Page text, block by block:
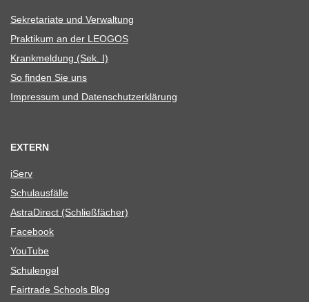
Sekre­ta­riate und Verwaltung
Prak­ti­kum an der LEOGOS
Krank­mel­dung (Sek. I)
So fin­den Sie uns
Impres­sum und Datenschutzerklärung
EXTERN
iServ
Schul­aus­fälle
Astra­Di­rect (Schließ­fä­cher)
Face­book
You­Tube
Schul­en­gel
Fair­trade Schools Blog